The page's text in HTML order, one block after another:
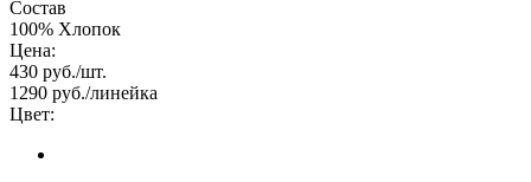
Состав
100% Хлопок
Цена:
430 руб./шт.
1290 руб./линейка
Цвет: